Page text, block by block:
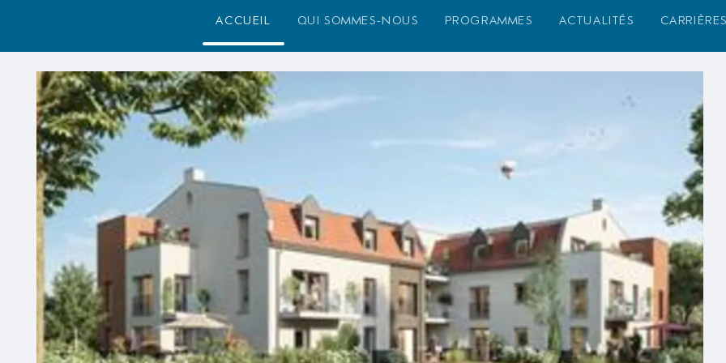
accueil qui sommes-nous programmes actualités carrières